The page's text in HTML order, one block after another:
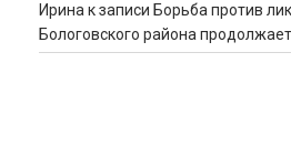
Ирина к записи Борьба против
Бологовского района